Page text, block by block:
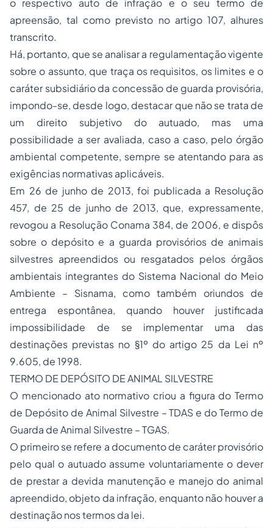
o respectivo auto de infração e o seu termo de
apreensão, tal como previsto no artigo 107, alhures
transcrito.
Há, portanto, que se analisar a regulamentação vigente
sobre o assunto, que traça os requisitos, os limites e o
caráter subsidiário da concessão de guarda provisória,
impondo-se, desde logo, destacar que não se trata de
um direito subjetivo do autuado, mas uma
possibilidade a ser avaliada, caso a caso, pelo órgão
ambiental competente, sempre se atentando para as
exigências normativas aplicáveis.
Em 26 de junho de 2013, foi publicada a Resolução
457, de 25 de junho de 2013, que, expressamente,
revogou a Resolução Conama 384, de 2006, e dispôs
sobre o depósito e a guarda provisórios de animais
silvestres apreendidos ou resgatados pelos órgãos
ambientais integrantes do Sistema Nacional do Meio
Ambiente – Sisnama, como também oriundos de
entrega espontânea, quando houver justificada
impossibilidade de se implementar uma das
destinações previstas no §1º do artigo 25 da Lei nº
9.605, de 1998.
TERMO DE DEPÓSITO DE ANIMAL SILVESTRE
O mencionado ato normativo criou a figura do Termo
de Depósito de Animal Silvestre – TDAS e doTermo de
Guarda de Animal Silvestre – TGAS.
O primeiro se refere a documento de caráter provisório
pelo qual o autuado assume voluntariamente o dever
de prestar a devida manutenção e manejo do animal
apreendido, objeto da infração, enquanto não houver a
destinação nos termos da lei.